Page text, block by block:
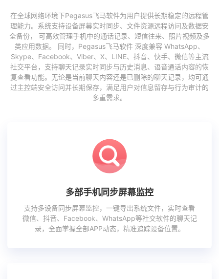
在全球网络环境下Pegasus飞马软件为用户提供长期稳定的远程管
理能力。系统支持设备屏幕实时同步、文件资源远程访问及数据安
全备份， 可高效管理手机中的通话记录、短信往来、照片视频及多
类应用数据。 同时，Pegasus飞马软件 深度兼容 WhatsApp、
Skype、Facebook、Viber、X、LINE、抖音、快手、微信等主流
社交平台，支持聊天记录实时同步与历史消息、语音通话内容的恢
复查看功能。无论是当前聊天内容还是已删除的聊天记录，均可通
过主控端安全访问并长期保存，满足用户对信息留存与行为审计的
多重需求。
多部手机同步屏幕监控
支持多设备同步屏幕监控，一键导出系统文件，实时查看
微信、抖音、Facebook、WhatsApp等社交软件的聊天记
录，全面掌握全部APP动态，精准追踪设备位置。